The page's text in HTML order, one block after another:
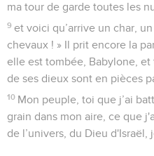
ma tour de garde toutes les
9 et voici qu’arrive un char,
chevaux ! » Il prit encore la
elle est tombée, Babylone,
de ses dieux sont en pièces
10 Mon peuple, toi que j’ai
grain dans mon aire, ce que
de l’univers, du Dieu d'Israël,